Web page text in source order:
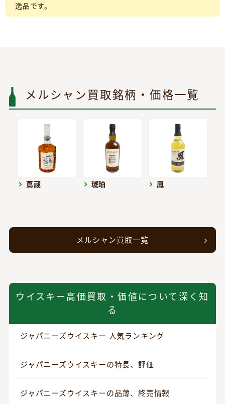
逸品です。
メルシャン買取銘柄・価格一覧
蔦蔵 琥珀 鳳
メルシャン買取一覧
ウイスキー高価買取・価値について深く知
る
ジャパニーズウイスキー 人気ランキング
ジャパニーズウイスキーの特長、評価
ジャパニーズウイスキーの品薄、終売情報